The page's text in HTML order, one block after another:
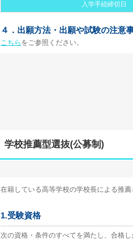
入学手続締切日
４．出願方法・出願や試験の注意
こちらをご参照ください。
学校推薦型選抜(公募制)
在籍している高等学校の学校長による推
1.受験資格
次の資格・条件のすべてを満たし、合格